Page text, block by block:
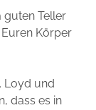
guten Teller
Körper
Loyd und
dass es in